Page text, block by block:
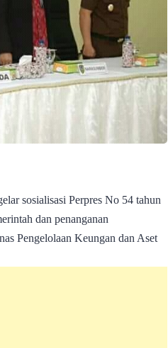
sosialisasi Perpres No 54 tahun
dan penanganan
Pengelolaan Keungan dan Aset